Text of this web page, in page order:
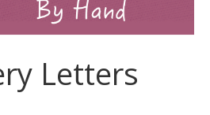
Letters